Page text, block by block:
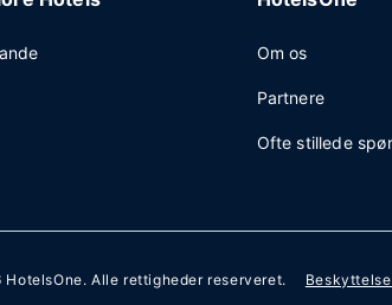
Om os
Partnere
Ofte stillede
HotelsOne. Alle rettigheder reserveret.